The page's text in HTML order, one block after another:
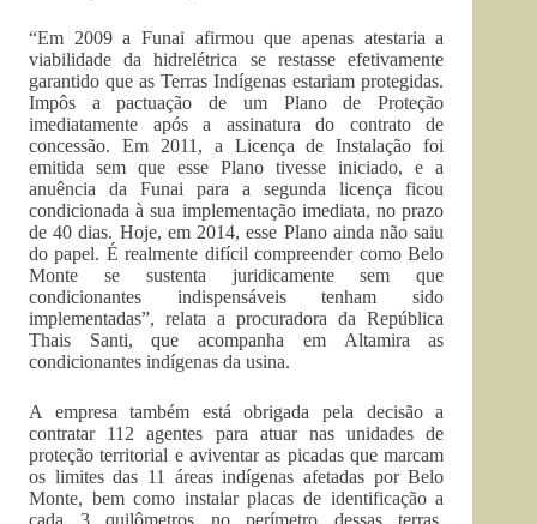
“Em 2009 a Funai afirmou que apenas atestaria a
viabilidade da hidrelétrica se restasse efetivamente
garantido que as Terras Indígenas estariam protegidas.
Impôs a pactuação de um Plano de Proteção
imediatamente após a assinatura do contrato de
concessão. Em 2011, a Licença de Instalação foi
emitida sem que esse Plano tivesse iniciado, e a
anuência da Funai para a segunda licença ficou
condicionada à sua implementação imediata, no prazo
de 40 dias. Hoje, em 2014, esse Plano ainda não saiu
do papel. É realmente difícil compreender como Belo
Monte se sustenta juridicamente sem que
condicionantes indispensáveis tenham sido
implementadas”, relata a procuradora da República
Thais Santi, que acompanha em Altamira as
condicionantes indígenas da usina.
A empresa também está obrigada pela decisão a
contratar 112 agentes para atuar nas unidades de
proteção territorial e aviventar as picadas que marcam
os limites das 11 áreas indígenas afetadas por Belo
Monte, bem como instalar placas de identificação a